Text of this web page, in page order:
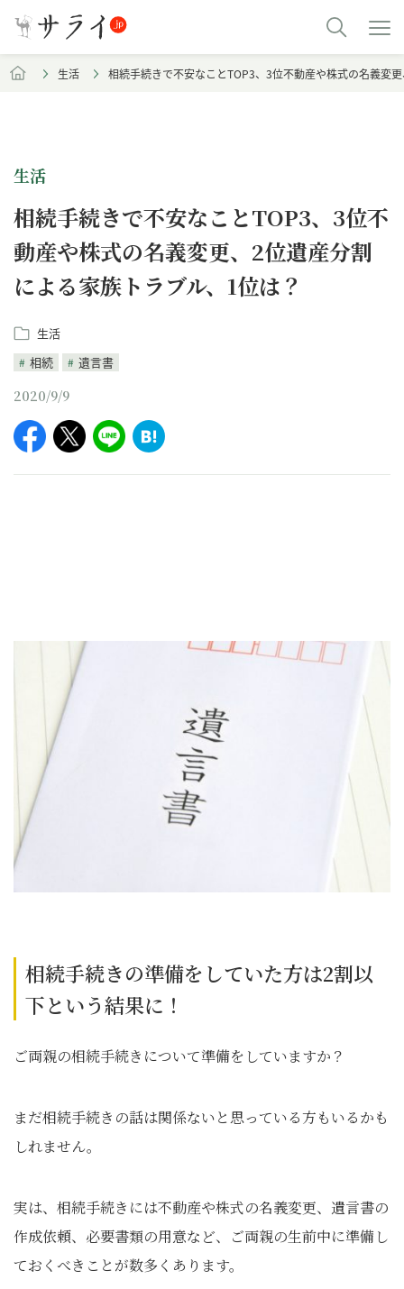
生活 相続手続きで不安なことTOP3、3位不動産や株式の名義変
生活
相続手続きで不安なことTOP3、3位不
動産や株式の名義変更、2位遺産分割
による家族トラブル、1位は？
生活
相続
遺言書
2020/9/9
相続手続きの準備をしていた方は2割以
下という結果に！
ご両親の相続手続きについて準備をしていますか？
まだ相続手続きの話は関係ないと思っている方もいるかも
しれません。
実は、相続手続きには不動産や株式の名義変更、遺言書の
作成依頼、必要書類の用意など、ご両親の生前中に準備し
ておくべきことが数多くあります。